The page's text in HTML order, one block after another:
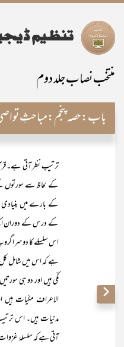
منتخب نصاب جلد دوم
باب:حصہ پنجم:مباحثِ
ترتیب نظر آتی ہے۔
کے لحاظ سے سورتوں
کے بارے میں
کے درس کے دوران
اس سلسلے کا دوسرا
ہے کہ اس میں شامل
مَکّی ہیں اور دو ہی
الاعراف مکّیات ہیں
مدنیات ہیں۔ اس
آتی ہے کہ سلسلۂ غزوات